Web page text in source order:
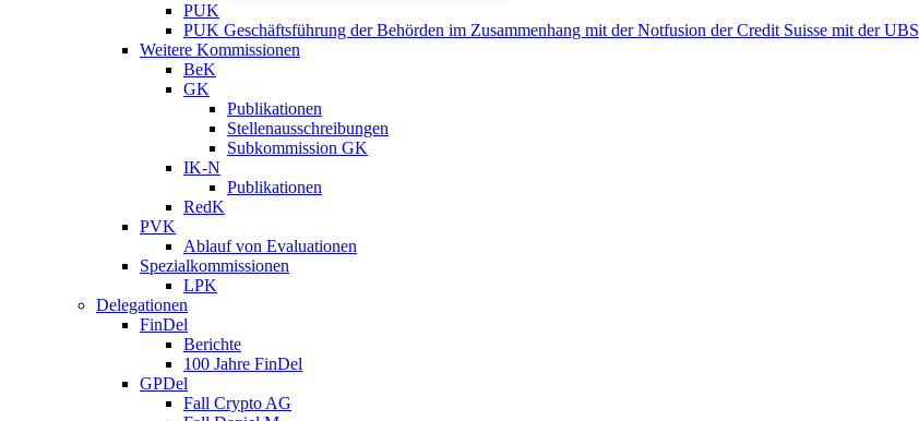
PUK
PUK Geschäftsführung der Behörden im Zusammenhang mit der Notfusion der Credit Suisse mit der UBS
Weitere Kommissionen
BeK
GK
Publikationen
Stellenausschreibungen
Subkommission GK
IK-N
Publikationen
RedK
PVK
Ablauf von Evaluationen
Spezialkommissionen
LPK
Delegationen
FinDel
Berichte
100 Jahre FinDel
GPDel
Fall Crypto AG